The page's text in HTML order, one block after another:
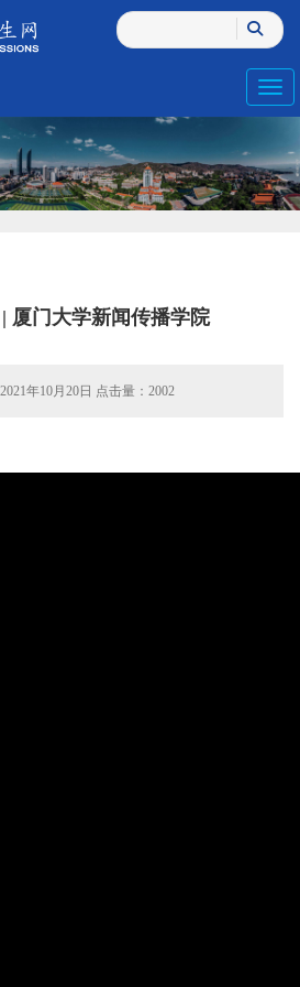
厦门大学新闻传播学院
年10月20日 点击量： 2002